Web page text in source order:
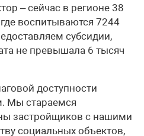
– сейчас в регионе 38
воспитываются 7244
субсидии,
не превышала 6 тысяч
доступности
Мы стараемся
застройщиков с нашими
социальных объектов,